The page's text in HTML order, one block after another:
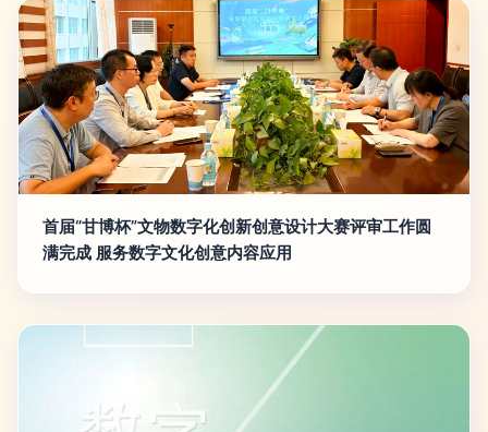
首届“甘博杯”文物数字化创新创意设计大赛评审工作圆
满完成 服务数字文化创意内容应用